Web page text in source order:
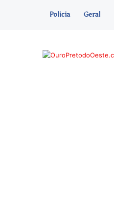
Policia Geral